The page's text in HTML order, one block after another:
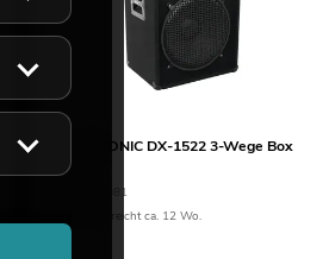
OMNITRONIC DX-1522 3-Wege Box
800 W
No. 11037081
Bestand reicht ca. 12 Wo.